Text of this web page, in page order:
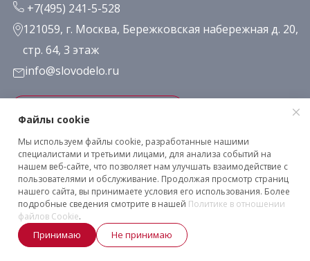
+7(495) 241-5-528
121059, г. Москва, Бережковская набережная д. 20,
стр. 64, 3 этаж
info@slovodelo.ru
Заказать звонок
Подписаться на рассылку
Клиентское соглашение
Политика конфиденциальности
2026 © «Словодело». Все права защищены
Файлы cookie
Мы используем файлы cookie, разработанные нашими
специалистами и третьими лицами, для анализа событий на
нашем веб-сайте, что позволяет нам улучшать взаимодействие с
пользователями и обслуживание. Продолжая просмотр страниц
нашего сайта, вы принимаете условия его использования. Более
подробные сведения смотрите в нашей Политике в отношении
файлов Cookie.
Принимаю Не принимаю